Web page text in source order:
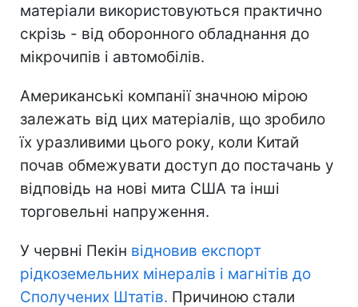
матеріали використовуються практично
скрізь - від оборонного обладнання до
мікрочипів і автомобілів.
Американські компанії значною мірою
залежать від цих матеріалів, що зробило
їх уразливими цього року, коли Китай
почав обмежувати доступ до постачань у
відповідь на нові мита США та інші
торговельні напруження.
У червні Пекін відновив експорт
рідкоземельних мінералів і магнітів до
Сполучених Штатів. Причиною стали